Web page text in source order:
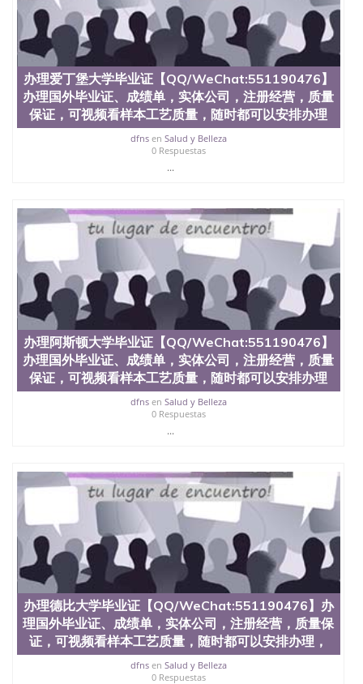
办理爱丁堡大学毕业证【QQ/WeChat:551190476】
办理国外毕业证、成绩单，实体公司，注册经营，质量
保证，可视频看样本工艺质量，随时都可以安排办理
dfnsen Salud y Belleza
0 Respuestas
...
办理阿斯顿大学毕业证【QQ/WeChat:551190476】
办理国外毕业证、成绩单，实体公司，注册经营，质量
保证，可视频看样本工艺质量，随时都可以安排办理
dfnsen Salud y Belleza
0 Respuestas
...
办理德比大学毕业证【QQ/WeChat:551190476】办
理国外毕业证、成绩单，实体公司，注册经营，质量保
证，可视频看样本工艺质量，随时都可以安排办理，
dfnsen Salud y Belleza
0 Respuestas